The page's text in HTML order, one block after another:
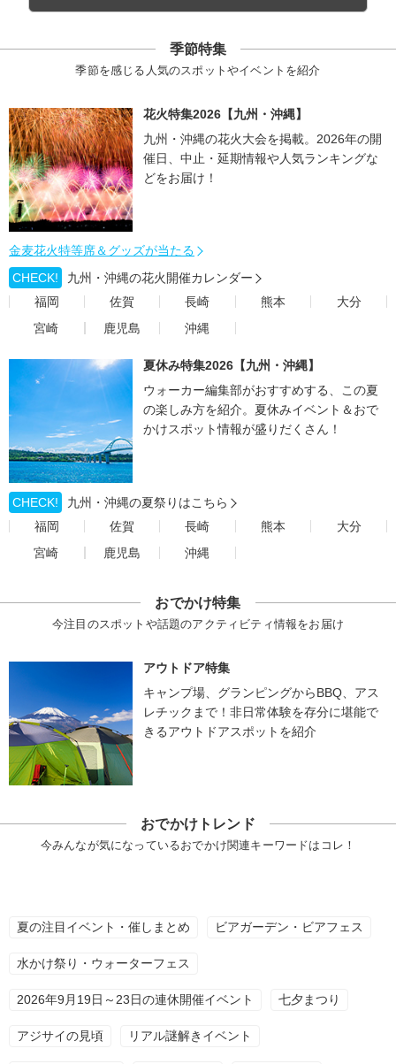
季節特集
季節を感じる人気のスポットやイベントを紹介
花火特集2026【九州・沖縄】
九州・沖縄の花火大会を掲載。2026年の開
催日、中止・延期情報や人気ランキングな
どをお届け！
金麦花火特等席＆グッズが当たる
CHECK!
九州・沖縄の花火開催カレンダー
福岡
佐賀 長崎 熊本
大分
宮崎
鹿児島 沖縄
夏休み特集2026【九州・沖縄】
ウォーカー編集部がおすすめする、この夏
の楽しみ方を紹介。夏休みイベント＆おで
かけスポット情報が盛りだくさん！
CHECK!
九州・沖縄の夏祭りはこちら
福岡
佐賀 長崎 熊本
大分
宮崎
鹿児島 沖縄
おでかけ特集
今注目のスポットや話題のアクティビティ情報をお届け
アウトドア特集
キャンプ場、グランピングからBBQ、アス
レチックまで！非日常体験を存分に堪能で
きるアウトドアスポットを紹介
おでかけトレンド
今みんなが気になっているおでかけ関連キーワードはコレ！
夏の注目イベント・催しまとめ ビアガーデン・ビアフェス
水かけ祭り・ウォーターフェス
2026年9月19日～23日の連休開催イベント 七夕まつり
アジサイの見頃 リアル謎解きイベント